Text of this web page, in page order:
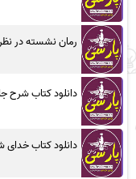
رمان نشسته در نظر
دانلود کتاب شرح
دانلود کتاب خدای